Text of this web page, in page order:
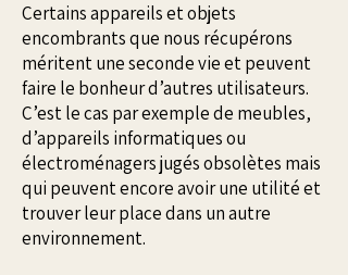
Certains appareils et objets
encombrants que nous récupérons
méritent une seconde vie et peuvent
faire le bonheur d’autres utilisateurs.
C’est le cas par exemple de meubles,
d’appareils informatiques ou
électroménagers jugés obsolètes mais
qui peuvent encore avoir une utilité et
trouver leur place dans un autre
environnement.